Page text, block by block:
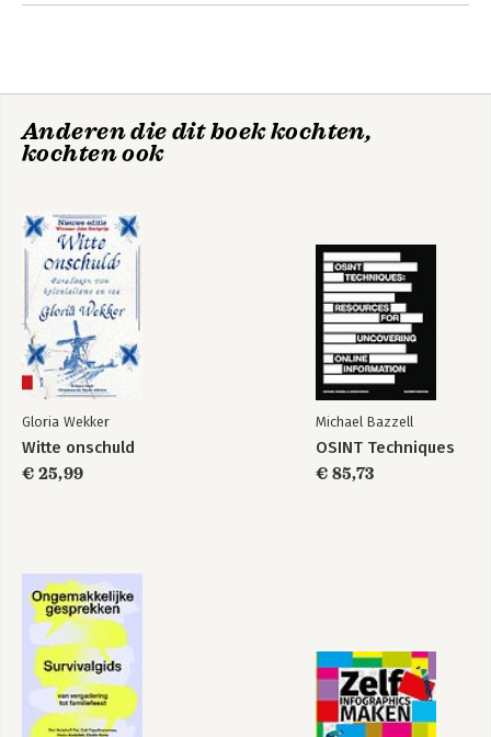
Anderen die dit boek kochten,
kochten ook
Gloria Wekker
Witte onschuld
€ 25,99
Michael Bazzell
OSINT Techniques
€ 85,73